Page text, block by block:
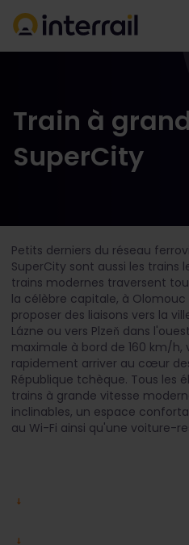
Train à
SuperCity
Petits derniers du réseau
SuperCity sont aussi les trains
trains modernes traversent
la célèbre capitale, à
proposer des liaisons vers la
Lázne ou vers Plzeň dans
maximale à bord de 160 km/h,
rapidement arriver au cœur
République tchèque. Tous les
trains à grande vitesse
inclinables, un espace
au Wi-Fi ainsi qu'une voiture-